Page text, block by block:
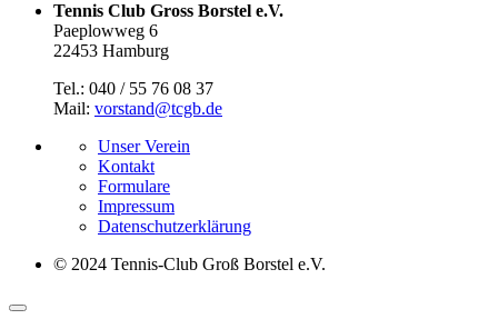
Tennis Club Gross Borstel e.V.
Paeplowweg 6
22453 Hamburg
Tel.: 040 / 55 76 08 37
Mail: vorstand@tcgb.de
Unser Verein
Kontakt
Formulare
Impressum
Datenschutz­erklärung
© 2024 Tennis-Club Groß Borstel e.V.